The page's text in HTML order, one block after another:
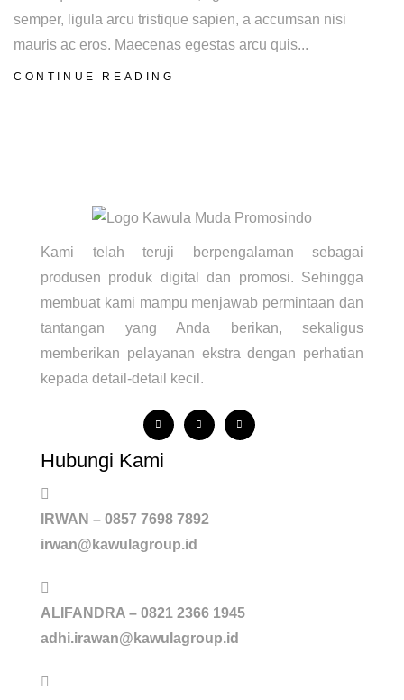
semper, ligula arcu tristique sapien, a accumsan nisi
mauris ac eros. Maecenas egestas arcu quis...
CONTINUE READING
Kami telah teruji berpengalaman sebagai
produsen produk digital dan promosi. Sehingga
membuat kami mampu menjawab permintaan dan
tantangan yang Anda berikan, sekaligus
memberikan pelayanan ekstra dengan perhatian
kepada detail-detail kecil.
Hubungi Kami
IRWAN – 0857 7698 7892
irwan@kawulagroup.id
ALIFANDRA – 0821 2366 1945
adhi.irawan@kawulagroup.id